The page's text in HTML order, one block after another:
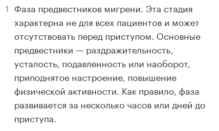
Фаза предвестников мигрени. Эта стадия
характерна не для всех пациентов и может
отсутствовать перед приступом. Основные
предвестники — раздражительность,
усталость, подавленность или наоборот,
приподнятое настроение, повышение
физической активности. Как правило, фаза
развивается за несколько часов или дней до
приступа.